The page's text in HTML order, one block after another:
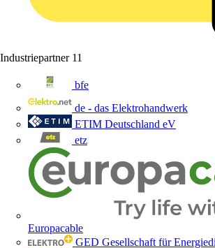
Industriepartner 11
bfe
de - das Elektrohandwerk
ETIM Deutschland eV
etz
Europacable
GED Gesellschaft für